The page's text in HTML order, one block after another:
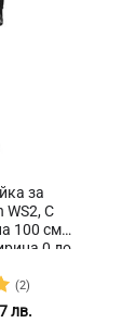
за
WS2, С
100 см,
0 до
(2)
лв.